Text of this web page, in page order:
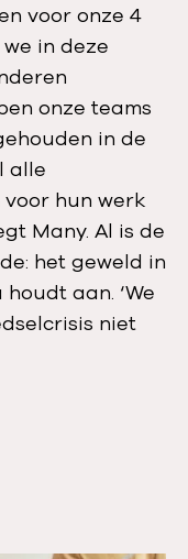
voor onze 4
in deze
onze teams
in de
alle
hun werk
Many. Al is de
het geweld in
aan. ‘We
niet